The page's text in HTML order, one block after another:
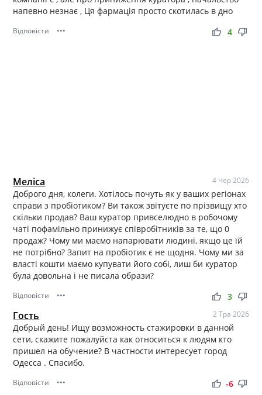
напевно незнає , Ця фармація просто скотилась в дно
Відповісти ••• thumb_up thumb_down
4
Меліса 4 Чер 2026
Доброго дня, колеги. Хотілось почуть як у ваших регіонах
справи з пробіотиком? Ви також звітуєте по прізвищу хто
скільки продав? Ваш куратор привселюдно в робочому
чаті пофамільно принижує співробітників за те, що 0
продаж? Чому ми маємо напарювати людині, якщо це їй
не потрібно? Запит на пробіотик є не щодня. Чому ми за
власті кошти маємо купувати його собі, лиш би куратор
була довольна і не писала образи?
Відповісти ••• thumb_up thumb_down
3
Гость 2 Тра 2026
Добрый день! Ищу возможность стажировки в данной
сети, скажите пожалуйста как относиться к людям кто
пришел на обучение? В частности интересует город
Одесса . Спасибо.
Відповісти ••• thumb_up thumb_down
-6